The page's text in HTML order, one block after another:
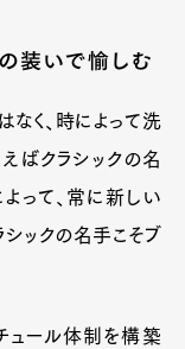
装いで愉しむ
く、時によって洗
ばクラシックの名
って、常に新しい
ックの名手こそブ
ュール体制を構築